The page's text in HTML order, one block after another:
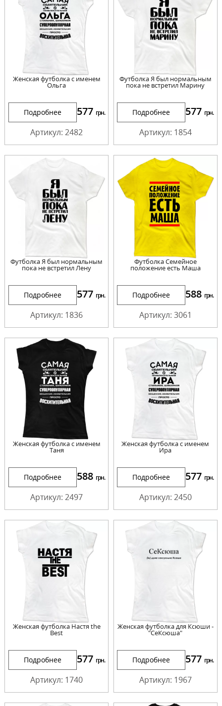
Женская футболка с именем
Ольга
Подробнее 577 грн.
Артикул: 2482
Футболка Я был нормальным
пока не встретил Марину
Подробнее 577 грн.
Артикул: 1854
Футболка Я был нормальным
пока не встретил Лену
Подробнее 577 грн.
Артикул: 1836
Футболка Семейное
положение есть Маша
Подробнее 588 грн.
Артикул: 3061
Женская футболка с именем
Таня
Подробнее 588 грн.
Артикул: 2497
Женская футболка с именем
Ира
Подробнее 577 грн.
Артикул: 2450
Женская футболка Настя the
Best
Подробнее 577 грн.
Артикул: 1740
Женская футболка для Ксюши -
"СеКсюша"
Подробнее 577 грн.
Артикул: 1967